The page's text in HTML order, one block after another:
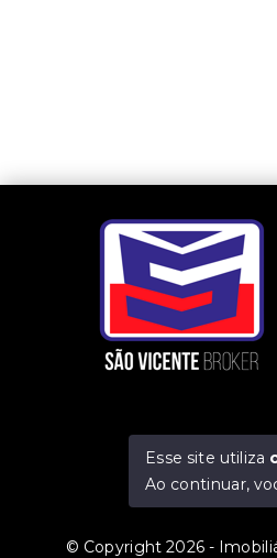
© Copyright 2026 -
Esse site utiliza
Ao continuar,